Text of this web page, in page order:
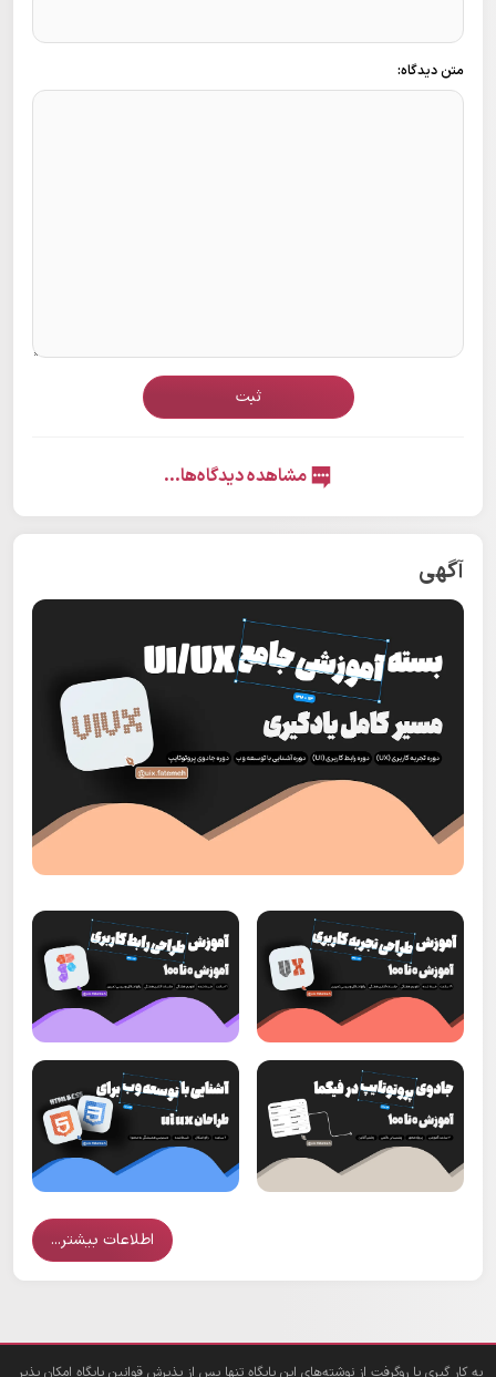
متن دیدگاه:
ثبت
مشاهده دیدگاه‌ها...
آگهی
اطلاعات بیشتر...
به کار گیری یا روگرفت از نوشته‌های این پایگاه تنها پس از پذیرش قوانین پایگاه امکان پذیر